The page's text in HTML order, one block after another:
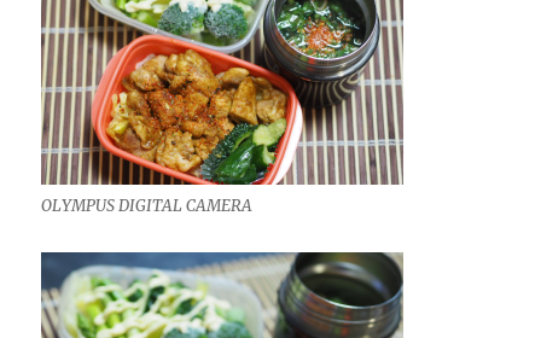
OLYMPUS DIGITAL CAMERA